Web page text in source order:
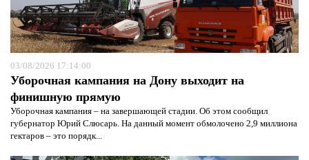
03/08/2026 17:14:00
Уборочная кампания на Дону выходит на
финишную прямую
Уборочная кампания – на завершающей стадии. Об этом сообщил
губернатор Юрий Слюсарь. На данный момент обмолочено 2,9 миллиона
гектаров – это порядк...